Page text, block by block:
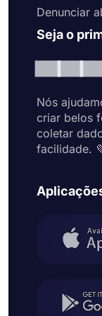
Denunciar
Seja o
Nós
criar belos
coletar
facilidade.